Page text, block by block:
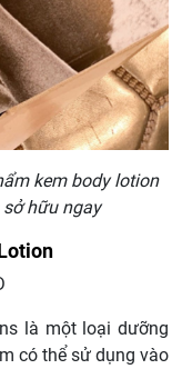
kem body lotion
hữu ngay
là một loại dưỡng
có thể sử dụng vào